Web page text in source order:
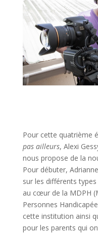
Pour cette quatrième
pas ailleurs, Alexi
nous propose de la
Pour débuter,
sur les différents
au cœur de la MDPH
Personnes
cette institution ainsi
pour les parents qui